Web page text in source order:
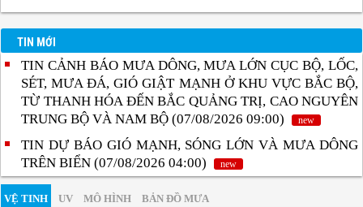
TIN MỚI
TIN CẢNH BÁO MƯA DÔNG, MƯA LỚN CỤC BỘ, LỐC,
SÉT, MƯA ĐÁ, GIÓ GIẬT MẠNH Ở KHU VỰC BẮC BỘ,
TỪ THANH HÓA ĐẾN BẮC QUẢNG TRỊ, CAO NGUYÊN
TRUNG BỘ VÀ NAM BỘ (07/08/2026 09:00)
new
TIN DỰ BÁO GIÓ MẠNH, SÓNG LỚN VÀ MƯA DÔNG
TRÊN BIỂN (07/08/2026 04:00)
new
VỆ TINH UV MÔ HÌNH BẢN ĐỒ MƯA